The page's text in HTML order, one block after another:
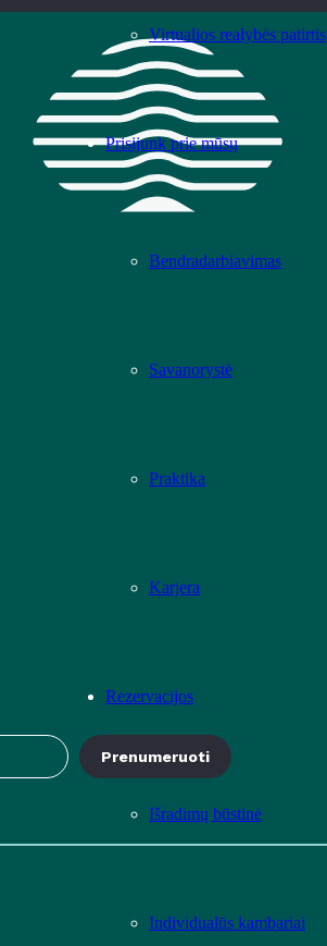
Virtualios realybės patirtis
Prisijunk prie mūsų
Bendradarbiavimas
Savanorystė
Praktika
Karjera
Rezervacijos
Išradimų būstinė
Individualūs kambariai
Prenumeruoti